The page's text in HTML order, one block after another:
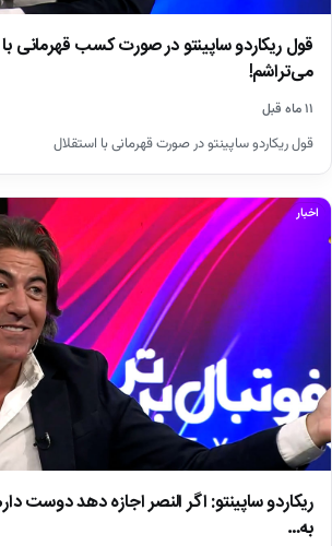
قول ریکاردو ساپینتو در صورت کسب قهرمانی با
می‌تراشم!
۱۱ ماه قبل
قول ریکاردو ساپینتو در صورت قهرمانی با استقلال
اخبار
ریکاردو ساپینتو: اگر النصر اجازه دهد دوست
به…